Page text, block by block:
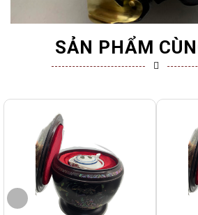
SẢN PHẨM